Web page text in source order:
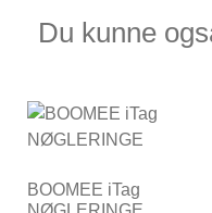
Du kunne
BOOMEE iTag